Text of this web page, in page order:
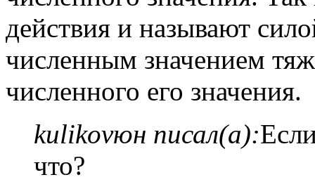
действия и называют
численным значением
численного его значения.
kulikovюн писал(а):
что?